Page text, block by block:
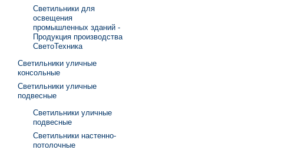
Светильники для
освещения
промышленных зданий -
Продукция производства
СветоТехника
Светильники уличные
консольные
Светильники уличные
подвесные
Светильники уличные
подвесные
Светильники настенно-
потолочные